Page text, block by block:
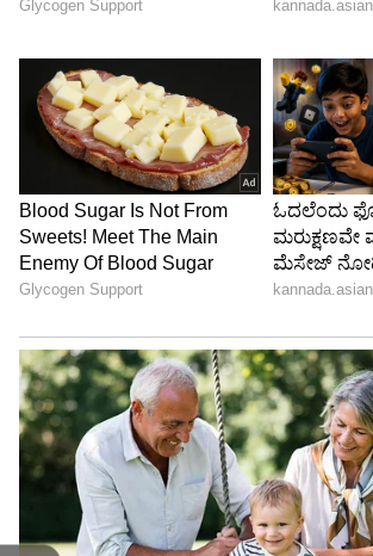
ಕೈಗೊಳ್ಳಲಾಗಿದೆ. ಇದರಿಂದ ಲಕ್ಷಾಂತರ